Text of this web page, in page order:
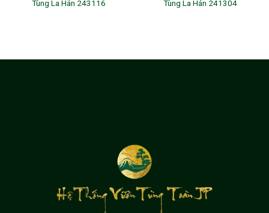
Tùng La Hán 243116 Tùng La Hán 241304